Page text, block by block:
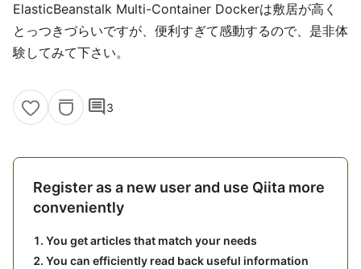
ElasticBeanstalk Multi-Container Dockerは敷居が高く
とっつきづらいですが、便利すぎて感動するので、是非体
験してみて下さい。
comment3
Register as a new user and use Qiita more
conveniently
You get articles that match your needs
You can efficiently read back useful information